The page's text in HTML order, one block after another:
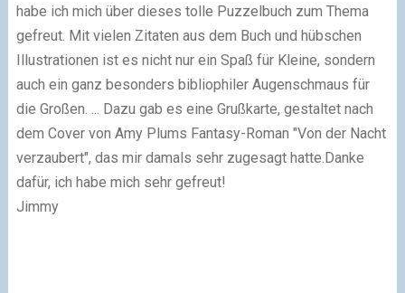
habe ich mich über dieses tolle Puzzelbuch zum Thema
gefreut. Mit vielen Zitaten aus dem Buch und hübschen
Illustrationen ist es nicht nur ein Spaß für Kleine, sondern
auch ein ganz besonders bibliophiler Augenschmaus für
die Großen. ... Dazu gab es eine Grußkarte, gestaltet nach
dem Cover von Amy Plums Fantasy-Roman "Von der Nacht
verzaubert", das mir damals sehr zugesagt hatte.Danke
dafür, ich habe mich sehr gefreut!
Jimmy